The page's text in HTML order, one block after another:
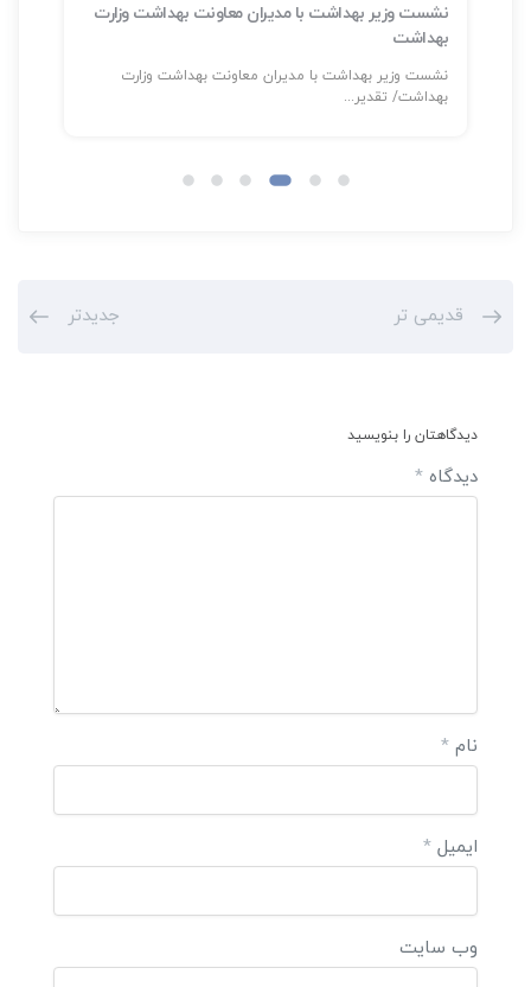
نشست وزیر بهداشت با مدیران معاونت بهداشت وزارت
بهداشت
نشست وزیر بهداشت با مدیران معاونت بهداشت وزارت
بهداشت/ تقدیر...
قدیمی تر جدیدتر
دیدگاهتان را بنویسید
دیدگاه *
نام *
ایمیل *
وب‌ سایت